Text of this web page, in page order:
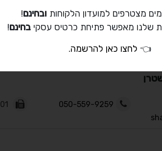
050-559-9259
מצטרפים למועדון הלקוחות ובחינם!
שלנו מאפשר פתיחת כרטיס עסקי בחינם!
👈 לחצו כאן להרשמה.